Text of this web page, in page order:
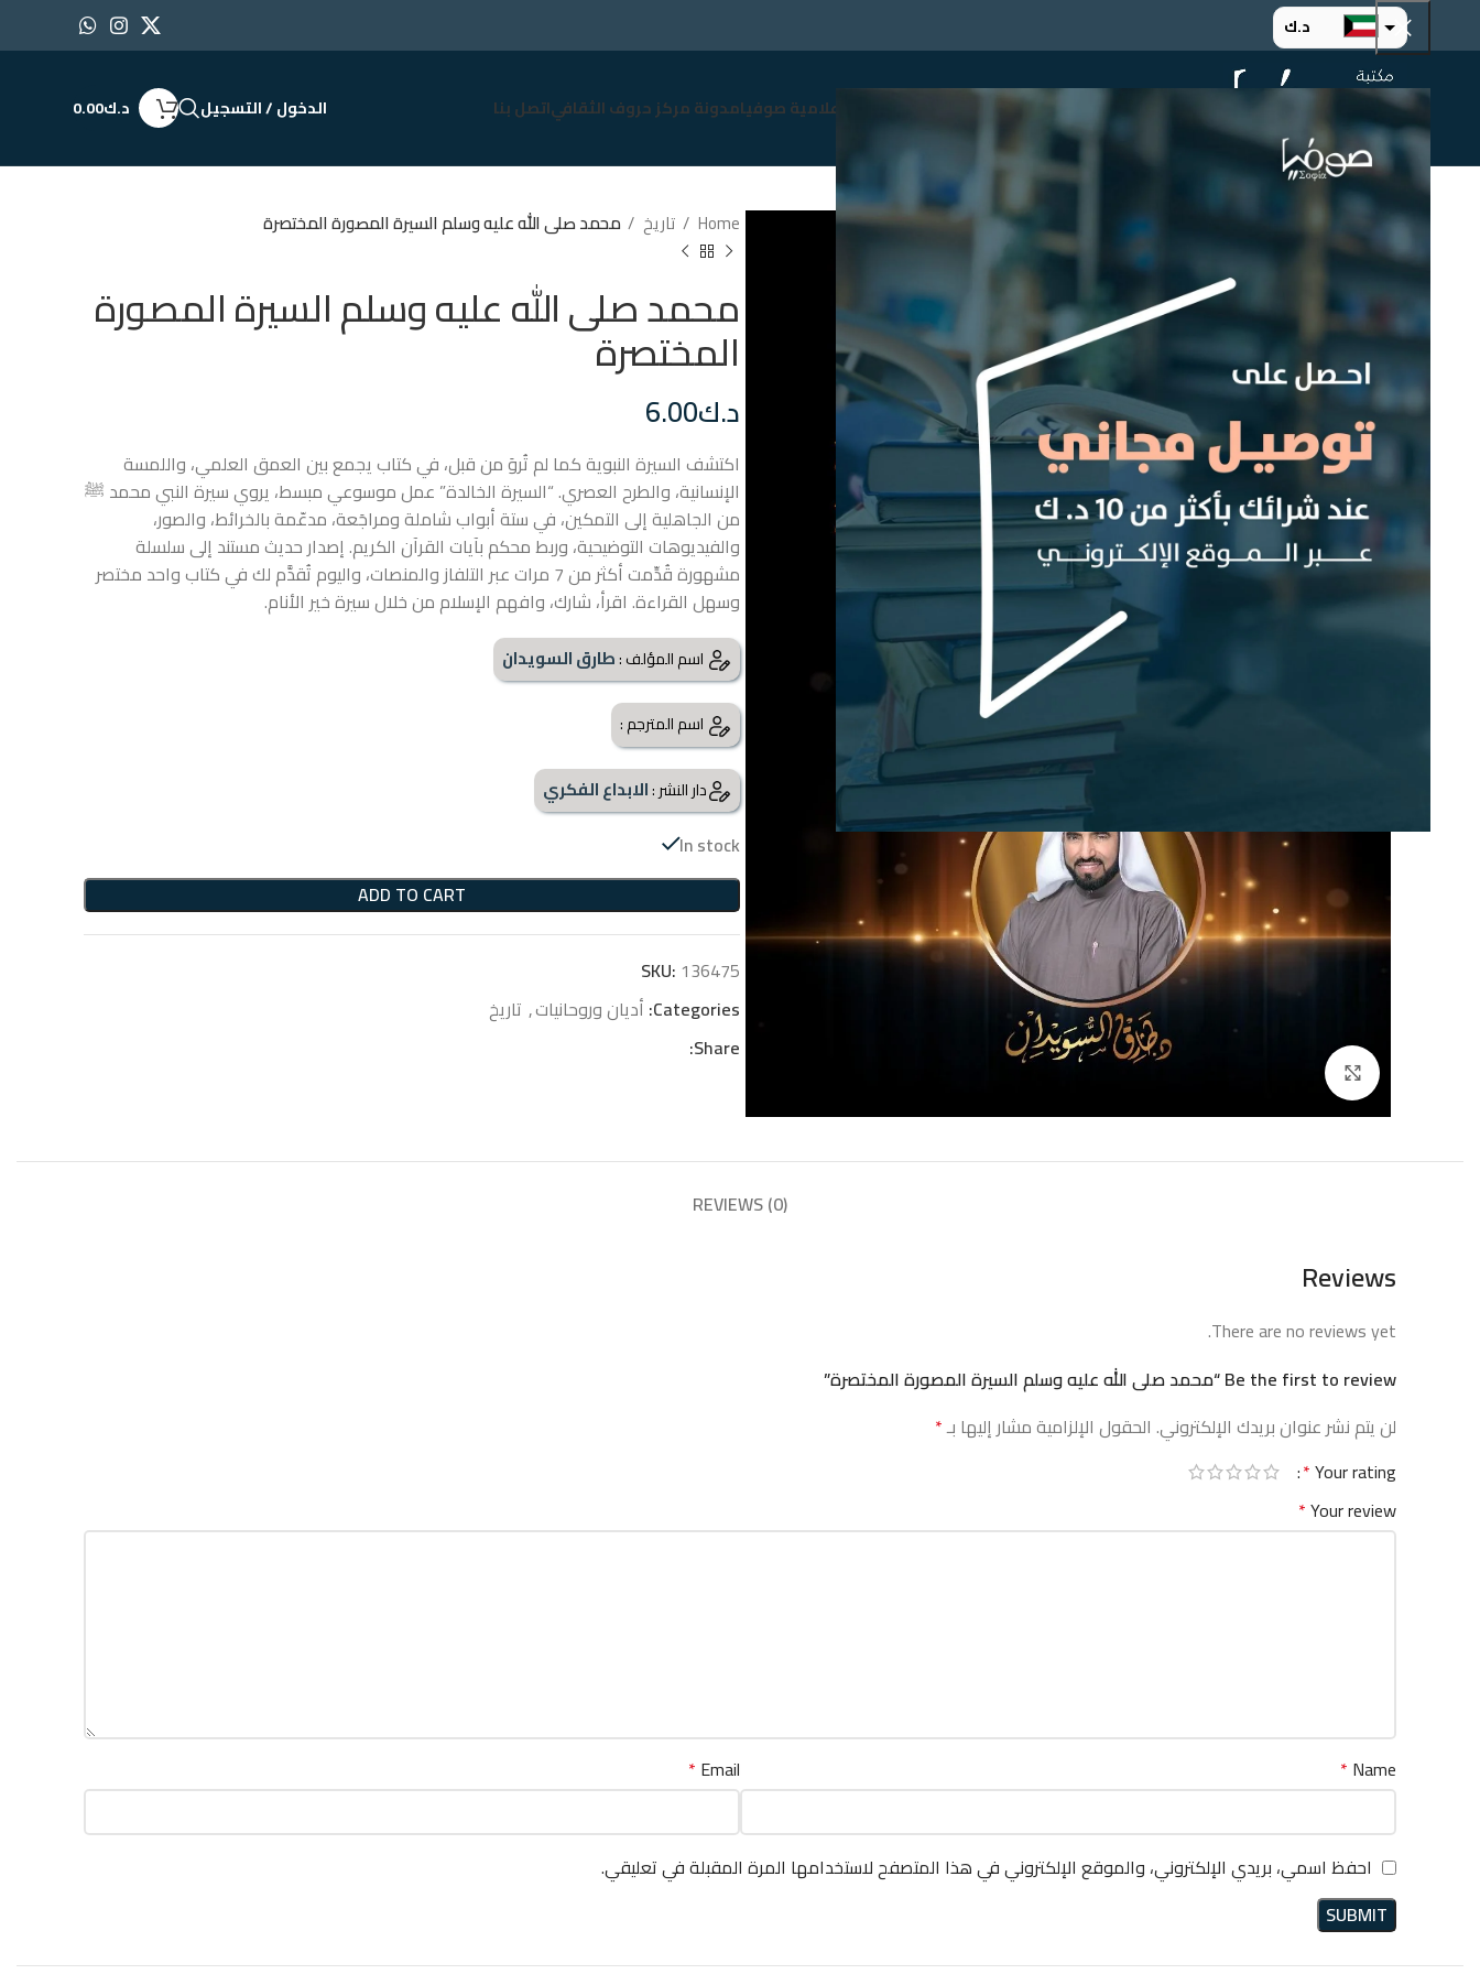
د.ك
د.إ
ر.ق
الرئيسية إعلامية صوفيامدونة مركز حروف الثقافياتصل بنا الدخول / التسجيل د.ك0.00
Home تاريخ محمد صلى الله عليه وسلم السيرة المصورة المختصرة
محمد صلى الله عليه وسلم السيرة المصورة
المختصرة
د.ك6.00
اكتشف السيرة النبوية كما لم تُروَ من قبل، في كتاب يجمع بين العمق العلمي، واللمسة
الإنسانية، والطرح العصري. “السيرة الخالدة” عمل موسوعي مبسط، يروي سيرة النبي محمد ﷺ
من الجاهلية إلى التمكين، في ستة أبواب شاملة ومراجَعة، مدعّمة بالخرائط، والصور،
والفيديوهات التوضيحية، وربط محكم بآيات القرآن الكريم. إصدار حديث مستند إلى سلسلة
مشهورة قُدِّمت أكثر من 7 مرات عبر التلفاز والمنصات، واليوم تُقدَّم لك في كتاب واحد مختصر
وسهل القراءة. اقرأ، شارك، وافهم الإسلام من خلال سيرة خير الأنام.
اسم المؤلف :طارق السويدان
اسم المترجم :
دار النشر :الابداع الفكري
In stock
ADD TO CART
SKU: 136475
Categories: أديان وروحانيات, تاريخ
Share:
REVIEWS (0)
Reviews
There are no reviews yet.
Be the first to review “محمد صلى الله عليه وسلم السيرة المصورة المختصرة”
لن يتم نشر عنوان بريدك الإلكتروني. الحقول الإلزامية مشار إليها بـ*
Your rating
*
Your review
*
Name
*
Email
*
احفظ اسمي، بريدي الإلكتروني، والموقع الإلكتروني في هذا المتصفح لاستخدامها المرة المقبلة في تعليقي.